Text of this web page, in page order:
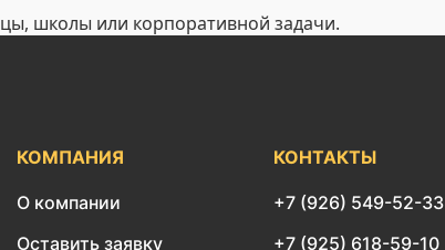
школы или корпоративной задачи.
КОМПАНИЯ
О компании
Оставить заявку
КОНТАКТЫ
+7 (926) 549-52-33
+7 (925) 618-59-10